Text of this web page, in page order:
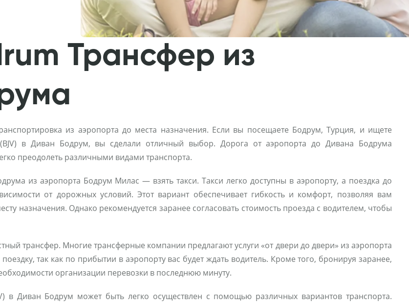
Трансфер из
из аэропорта до места назначения. Если вы посещаете Бодрум, Турция, и ищете
в Диван Бодрум, вы сделали отличный выбор. Дорога от аэропорта до Дивана Бодрума
преодолеть различными видами транспорта.
из аэропорта Бодрум Милас — взять такси. Такси легко доступны в аэропорту, а поездка до
от дорожных условий. Этот вариант обеспечивает гибкость и комфорт, позволяя вам
назначения. Однако рекомендуется заранее согласовать стоимость проезда с водителем, чтобы
трансфер. Многие трансферные компании предлагают услуги «от двери до двери» из аэропорта
так как по прибытии в аэропорту вас будет ждать водитель. Кроме того, бронируя заранее,
организации перевозки в последнюю минуту.
в Диван Бодрум может быть легко осуществлен с помощью различных вариантов транспорта.